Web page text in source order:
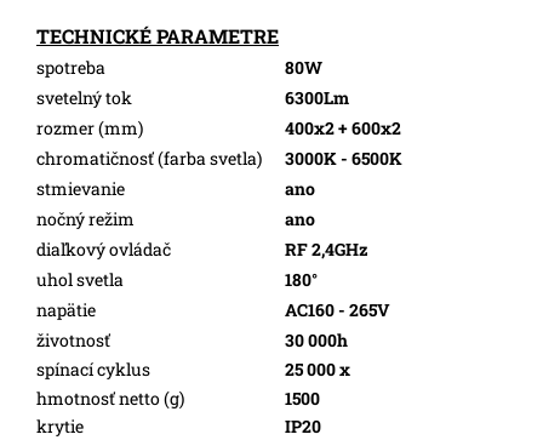
TECHNICKÉ PARAMETRE
spotreba
80W
svetelný tok
6300Lm
rozmer (mm)
400x2 + 600x2
chromatičnosť (farba svetla)
3000K - 6500K
stmievanie
ano
nočný režim
ano
diaľkový ovládač
RF 2,4GHz
uhol svetla
180°
napätie
AC160 - 265V
životnosť
30 000h
spínací cyklus
25 000 x
hmotnosť netto (g)
1500
krytie
IP20